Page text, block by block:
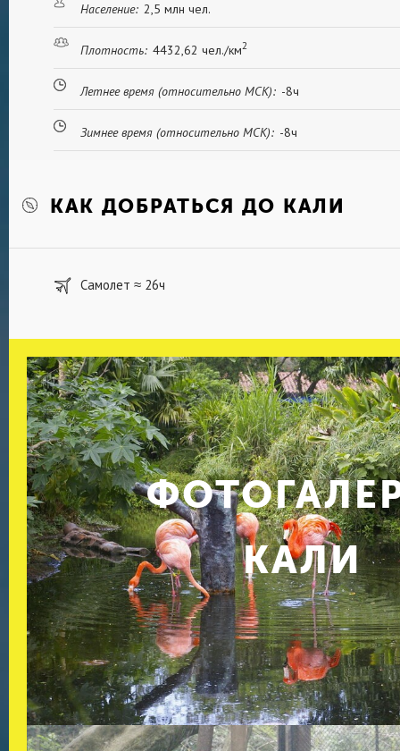
лимонным соком и солью «манго виче»,
Население: 2,5 млн чел.
Плотность: 4432,62 чел./км2
Летнее время (относительно МСК): -8ч
Зимнее время (относительно МСК): -8ч
КАК ДОБРАТЬСЯ ДО КАЛИ
Самолет ≈ 26ч
КАЛИ